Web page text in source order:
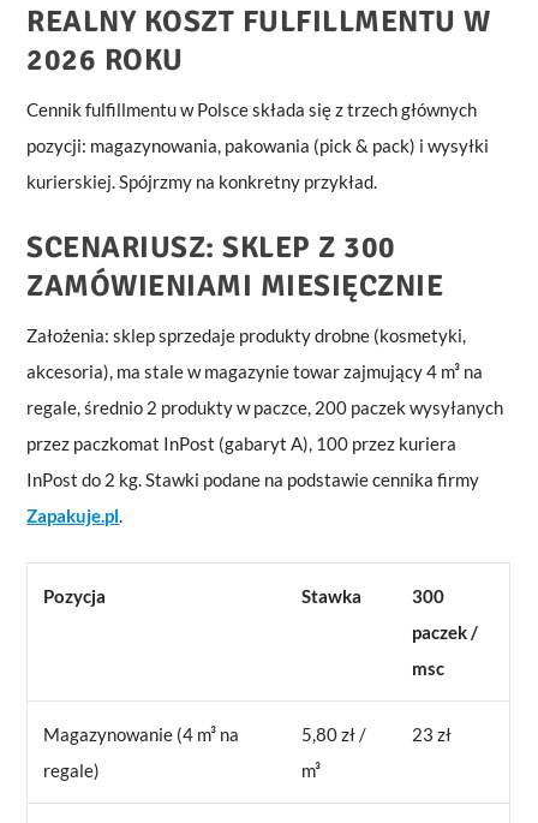
REALNY KOSZT FULFILLMENTU W
2026 ROKU
Cennik fulfillmentu w Polsce składa się z trzech głównych
pozycji: magazynowania, pakowania (pick & pack) i wysyłki
kurierskiej. Spójrzmy na konkretny przykład.
SCENARIUSZ: SKLEP Z 300
ZAMÓWIENIAMI MIESIĘCZNIE
Założenia: sklep sprzedaje produkty drobne (kosmetyki,
akcesoria), ma stale w magazynie towar zajmujący 4 m³ na
regale, średnio 2 produkty w paczce, 200 paczek wysyłanych
przez paczkomat InPost (gabaryt A), 100 przez kuriera
InPost do 2 kg. Stawki podane na podstawie cennika firmy
Zapakuje.pl
Pozycja Stawka
300
paczek /
msc
Magazynowanie (4 m³ na
regale)
5,80 zł /
m³
23 zł